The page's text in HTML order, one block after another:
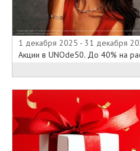
1 декабря 2025 - 31 декабря
Акции в UNOde50. До 40% на